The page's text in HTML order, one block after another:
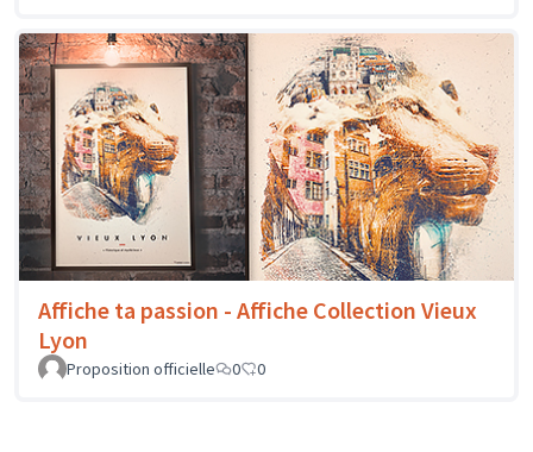
Affiche ta passion - Affiche Collection Vieux
Lyon
Proposition officielle 0 0